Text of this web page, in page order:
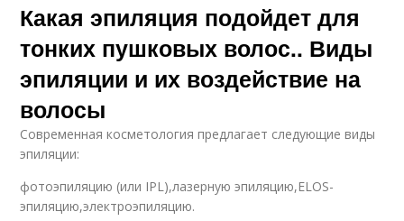
Какая эпиляция подойдет для
тонких пушковых волос.. Виды
эпиляции и их воздействие на
волосы
Современная косметология предлагает следующие виды
эпиляции:
фотоэпиляцию (или IPL),лазерную эпиляцию,ELOS-
эпиляцию,электроэпиляцию.